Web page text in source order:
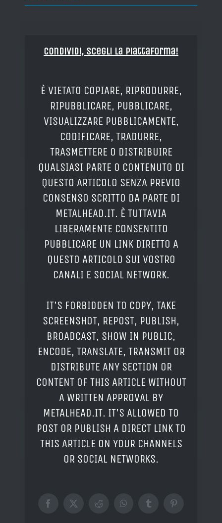
Condividi, Scegli la piattaforma!
È VIETATO COPIARE, RIPRODURRE,
RIPUBBLICARE, PUBBLICARE,
VISUALIZZARE PUBBLICAMENTE,
CODIFICARE, TRADURRE,
TRASMETTERE O DISTRIBUIRE
QUALSIASI PARTE O CONTENUTO DI
QUESTO ARTICOLO SENZA PREVIO
CONSENSO SCRITTO DA PARTE DI
METALHEAD.IT. È TUTTAVIA
LIBERAMENTE CONSENTITO
PUBBLICARE UN LINK DIRETTO A
QUESTO ARTICOLO SUI VOSTRO
CANALI E SOCIAL NETWORK.
IT'S FORBIDDEN TO COPY, TAKE
SCREENSHOT, REPOST, PUBLISH,
BROADCAST, SHOW IN PUBLIC,
ENCODE, TRANSLATE, TRANSMIT OR
DISTRIBUTE ANY SECTION OR
CONTENT OF THIS ARTICLE WITHOUT
A WRITTEN APPROVAL BY
METALHEAD.IT. IT'S ALLOWED TO
POST OR PUBLISH A DIRECT LINK TO
THIS ARTICLE ON YOUR CHANNELS
OR SOCIAL NETWORKS.
Facebook
X RedditWhatsAppTumblrPinterest